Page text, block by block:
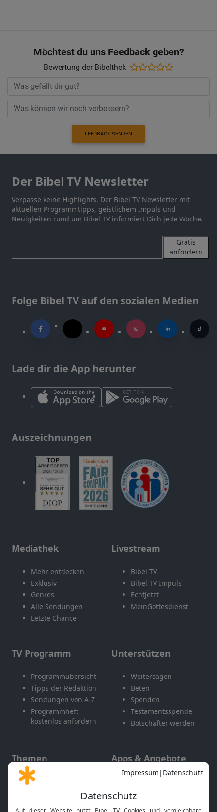
Möchtest du uns Feedback geben?
Bewertung der Bibelthek
FEEDBACK SENDEN
Der Bibel TV Newsletter
Verpasse keine Highlights. Der Bibel TV Newsletter mit
aktuellen Programmtipps, geistlichem Impuls und
Neuigkeiten rund um Bibel TV informiert Dich jede Woche.
Gratis
anfordern
Folge Bibel TV auf den sozialen Medien
Lade dir die App herunter
Auszeichnungen
Mediathek
Mehr entdecken
Exklusiv
Genres
Alle Sendungen
Letzte Chance
Livestream
Bibel TV
Bibel TV Impuls
EchtJetzt
MeinGottesdienst
TV Programm
Programmübersicht
Tipps der Redaktion
Sendungen von A-Z
Programmheft
kostenlos anfordern
Unterstützen
Weitersagen
Beten
Spenden
Testamentsspende
Botschafter werden
Themen
Gott und Bibel erklärt
Apps & Angebote
Mobile App